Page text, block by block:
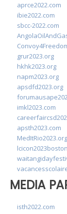
aprce2022.com
ibie2022.com
sbcc-2022.com
grur2023.org
hkhk2023.org
napm2023.org
apsdfd2023.org
imkl2023.com
apsth2023.com
MedItRio2023.org
MEDIA
isth2022.com